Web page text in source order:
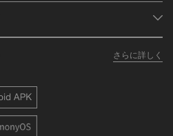
さらに詳しく